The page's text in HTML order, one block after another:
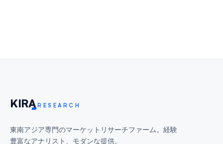
KIRA RESEARCH
東南アジア専門のマーケットリサーチファーム。経験
豊富なアナリスト、モダンな提供。